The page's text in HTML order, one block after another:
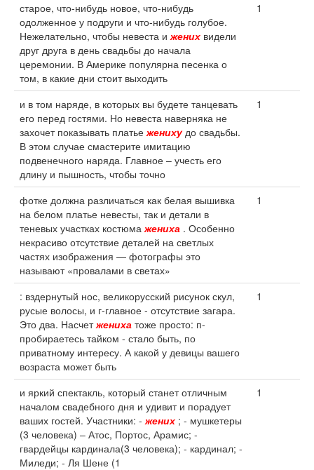
старое, что-нибудь новое, что-нибудь
одолженное у подруги и что-нибудь голубое.
Нежелательно, чтобы невеста ижених видели
друг друга в день свадьбы до начала
церемонии. В Америке популярна песенка о
том, в какие дни стоит выходить
1
и в том наряде, в которых вы будете танцевать
его перед гостями. Но невеста наверняка не
захочет показывать платьеженихудо свадьбы.
В этом случае смастерите имитацию
подвенечного наряда. Главное – учесть его
длину и пышность, чтобы точно
1
фотке должна различаться как белая вышивка
на белом платье невесты, так и детали в
теневых участках костюмажениха . Особенно
некрасиво отсутствие деталей на светлых
частях изображения — фотографы это
называют «провалами в светах»
1
: вздернутый нос, великорусский рисунок скул,
русые волосы, и г-главное - отсутствие загара.
Это два. Насчетжениха тоже просто: п-
пробираетесь тайком - стало быть, по
приватному интересу. А какой у девицы вашего
возраста может быть
1
и яркий спектакль, который станет отличным
началом свадебного дня и удивит и порадует
ваших гостей. Участники: -жених ; - мушкетеры
(3 человека) – Атос, Портос, Арамис; -
гвардейцы кардинала(3 человека); - кардинал; -
Миледи; - Ля Шене (1
1